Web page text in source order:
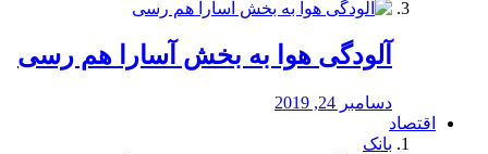
آلودگی هوا به بخش آسارا هم رسی
دسامبر 24, 2019
اقتصاد
بانک